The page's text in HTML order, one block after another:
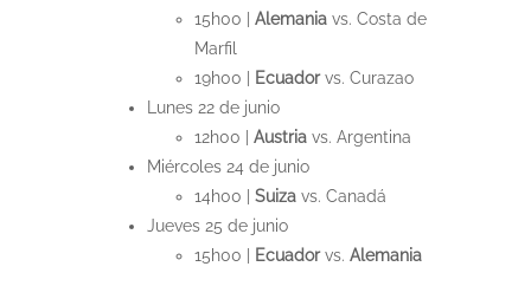
15h00 | Alemania vs. Costa de
Marfil
19h00 |
Ecuadorvs. Curazao
Lunes 22 de junio
12h00 | Austria vs. Argentina
Miércoles 24 de junio
14h00 | Suiza vs. Canadá
Jueves 25 de junio
15h00 |
Ecuadorvs. Alemania